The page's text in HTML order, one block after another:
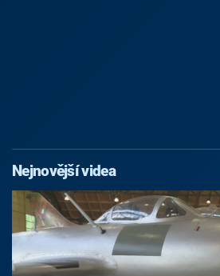
Nejnovější videa